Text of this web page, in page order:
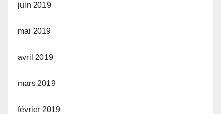
juin 2019
mai 2019
avril 2019
mars 2019
février 2019